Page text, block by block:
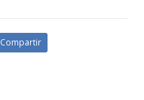
Compartir